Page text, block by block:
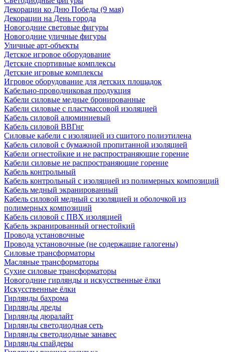
Декорации ко Дню Победы (9 мая)
Декорации на День города
Новогодние световые фигуры
Новогодние уличные фигуры
Уличные арт-объекты
Детское игровое оборудование
Детские спортивные комплексы
Детские игровые комплексы
Игровое оборудование для детских площадок
Кабельно-проводниковая продукция
Кабели силовые медные бронированные
Кабели силовые с пластмассовой изоляцией
Кабель силовой алюминиевый
Кабель силовой ВВГнг
Силовые кабели с изоляцией из сшитого полиэтилена
Кабель силовой с бумажной пропитанной изоляцией
Кабели огнестойкие и не распространяющие горение
Кабели силовые не распространяющие горение
Кабель контрольный
Кабель контрольный с изоляцией из полимерных композиций
Кабель медный экранированный
Кабель силовой медный с изоляцией и оболочкой из
полимерных композиций
Кабель силовой с ПВХ изоляцией
Кабель экранированный огнестойкий
Провода установочные
Провода установочные (не содержащие галогены)
Силовые трансформаторы
Масляные трансформаторы
Сухие силовые трансформаторы
Новогодние гирлянды и искусственные ёлки
Искусственные ёлки
Гирлянды бахрома
Гирлянды дреды
Гирлянды дюралайт
Гирлянды светодиодная сеть
Гирлянды светодиодные занавес
Гирлянды спайдеры